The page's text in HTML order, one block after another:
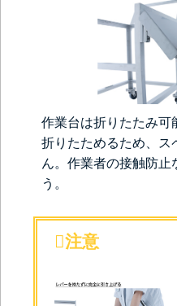
作業台は折りたたみ可
折りたためるため、ス
ん。作業者の接触防止
う。
注意